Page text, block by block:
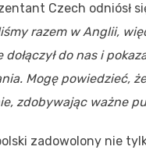
Czech odniósł
razem w Anglii,
dołączył do nas i
Mogę powiedzieć,
zdobywając ważne
zadowolony nie